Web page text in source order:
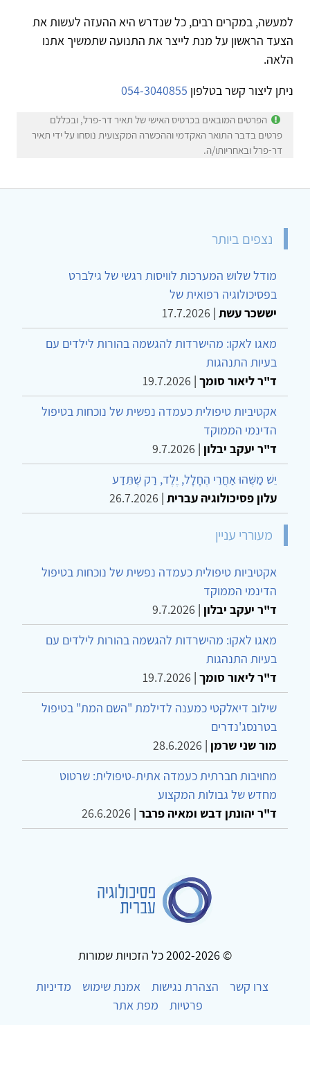
למעשה, במקרים רבים, כל שנדרש היא ההעזה לעשות את
הצעד הראשון על מנת לייצר את התנועה שתמשיך אתנו
הלאה.
ניתן ליצור קשר בטלפון 054-3040855
הפרטים המובאים בכרטיס האישי של תאיר דר-פרל, ובכללם
פרטים בדבר התואר האקדמי וההכשרה המקצועית נוסחו על ידי תאיר
דר-פרל ובאחריותו/ה.
נצפים ביותר
מודל שלוש המערכות לוויסות רגשי של גילברט
בפסיכולוגיה רפואית של
יששכר עשת |
17.7.2026
מאגו לאקו: מהישרדות להגשמה בהורות לילדים עם
בעיות התנהגות
ד"ר ליאור סומך |
19.7.2026
אקטיביות טיפולית כעמדה נפשית של נוכחות בטיפול
הדינמי הממוקד
ד"ר יעקב יבלון |
9.7.2026
יֵשׁ מַשֶּׁהוּ אַחֲרֵי הֶחָלָל, יֶלֶד, רַק שֶׁתֵּדַע
עלון פסיכולוגיה עברית |
26.7.2026
מעוררי עניין
אקטיביות טיפולית כעמדה נפשית של נוכחות בטיפול
הדינמי הממוקד
ד"ר יעקב יבלון |
9.7.2026
מאגו לאקו: מהישרדות להגשמה בהורות לילדים עם
בעיות התנהגות
ד"ר ליאור סומך |
19.7.2026
שילוב דיאלקטי כמענה לדילמת "השם המת" בטיפול
בטרנסג'נדרים
מור שני שרמן |
28.6.2026
מחויבות חברתית כעמדה אתית-טיפולית: שרטוט
מחדש של גבולות המקצוע
ד"ר יהונתן דבש ומאיה פרבר |
26.6.2026
© 2002-2026 כל הזכויות שמורות
צרו קשר
הצהרת נגישות אמנת שימוש
מדיניות
פרטיות
מפת אתר